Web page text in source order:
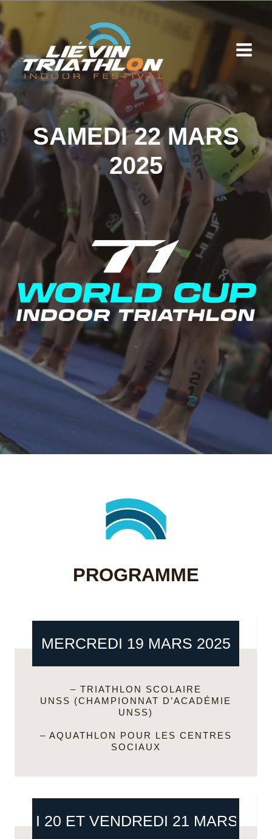
Aller
au
contenu
SAMEDI 22 MARS
2025
PROGRAMME
MERCREDI 19 MARS 2025
– TRIATHLON SCOLAIRE
UNSS (CHAMPIONNAT D’ACADÉMIE
UNSS)
– AQUATHLON POUR LES CENTRES
SOCIAUX
20 ET VENDREDI 21 MARS